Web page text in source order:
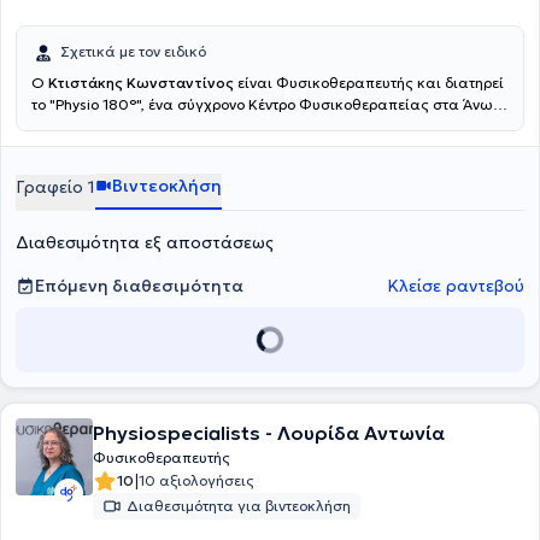
Σχετικά με τον ειδικό
Ο Κτιστάκης Κωνσταντίνος είναι Φυσικοθεραπευτής και διατηρεί
το "Physio 180°", ένα σύγχρονο Κέντρο Φυσικοθεραπείας στα Άνω
αποκατάσταση αθλητικών τραυμάτων και τη βελτίωση της
φυσικοθεραπεία, βελονισμό και εξειδικευμένες τεχνικές
κινητοποίησης, προσαρμοσμένες στις ανάγκες του κάθε
ασθενούς.Ο απώτερος στόχος της θεραπείας τους είναι η πλήρη
επάνοδός σας στις καθημερινές και επαγγελματικές σας
δραστηριότητες, χωρίς πόνο και με βελτιωμένη λειτουργικότητα.
Γραφείο 1 Βιντεοκλήση
Διαθεσιμότητα εξ αποστάσεως
Επόμενη διαθεσιμότητα
Κλείσε ραντεβού
Physiospecialists - Λουρίδα Αντωνία
Φυσικοθεραπευτής
10|10 αξιολογήσεις
Διαθεσιμότητα για βιντεοκλήση